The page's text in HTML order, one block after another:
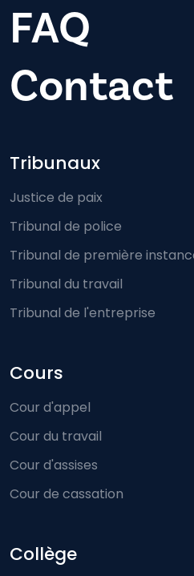
FAQ
Contact
Footer-
Tribunaux
Justice de paix
Tribunal de police
Tribunal de première
Tribunal du travail
Tribunal de l'entreprise
Cours
Cour d'appel
Cour du travail
Cour d'assises
Cour de cassation
Collège